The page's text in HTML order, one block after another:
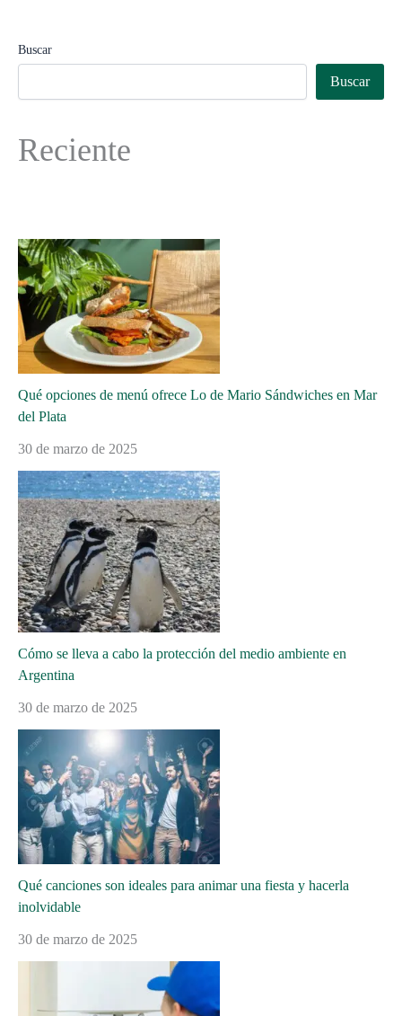
Buscar
Buscar
Reciente
Qué opciones de menú ofrece Lo de Mario Sándwiches en Mar
del Plata
30 de marzo de 2025
Cómo se lleva a cabo la protección del medio ambiente en
Argentina
30 de marzo de 2025
Qué canciones son ideales para animar una fiesta y hacerla
inolvidable
30 de marzo de 2025